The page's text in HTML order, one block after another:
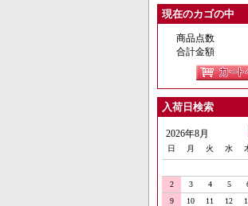
現在のカゴの中
商品点数
合計金額
入荷日検索
2026年8月
日 月 火 水
2
3 4 5
9
10 11 12